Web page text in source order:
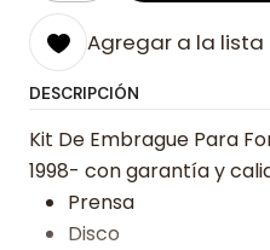
Agregar a la
DESCRIPCIÓN
Kit De Embrague Para
1998- con garantía y
Prensa
Disco